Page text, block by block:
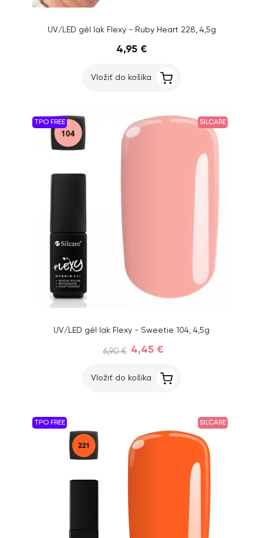
UV/LED gél lak Flexy - Ruby Heart 228, 4,5g
4,95 €
Vložiť do košíka
TPO FREE SILCARE
UV/LED gél lak Flexy - Sweetie 104, 4,5g
6,90 € 4,45 €
Vložiť do košíka
TPO FREE SILCARE